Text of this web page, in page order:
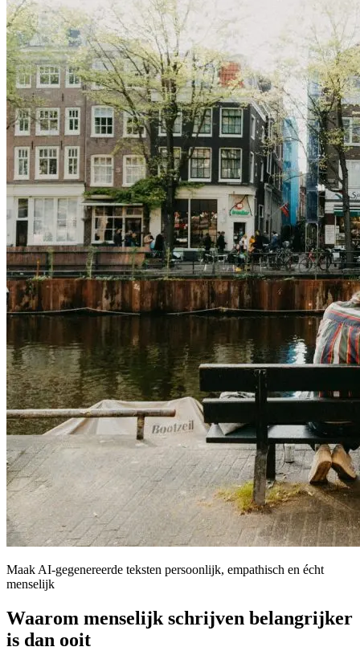
Maak AI-gegenereerde teksten persoonlijk, empathisch en écht
menselijk
Waarom menselijk schrijven belangrijker
is dan ooit